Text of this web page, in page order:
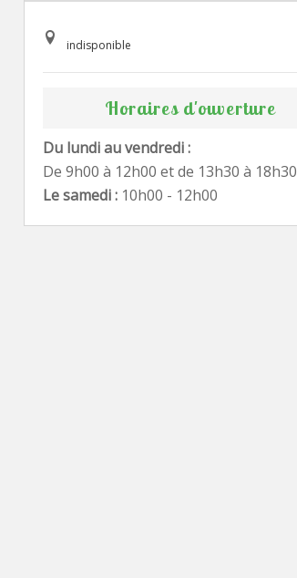
indisponible
Horaires d'ouverture
Du lundi au vendredi :
De 9h00 à 12h00 et de 13h30 à 18h30
Le samedi : 10h00 - 12h00